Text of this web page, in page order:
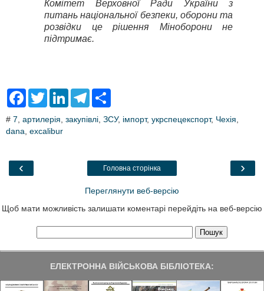
Комітет Верховної Ради України з
питань національної безпеки, оборони та
розвідки це рішення Міноборони не
підтримає.
F
e
b
k
T
t
t
L
k
T
e
m
r
# 7, артилерія, закупівлі, ЗСУ, імпорт, укрспецекспорт, Чехія,
dana, excalibur
‹ ›
Головна сторінка
Переглянути веб-версію
Щоб мати можливість залишати коментарі перейдіть на веб-версію
ЕЛЕКТРОННА ВІЙСЬКОВА БІБЛІОТЕКА: